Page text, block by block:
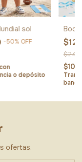
sol
-50% OFF
con
o depósito
ofertas.